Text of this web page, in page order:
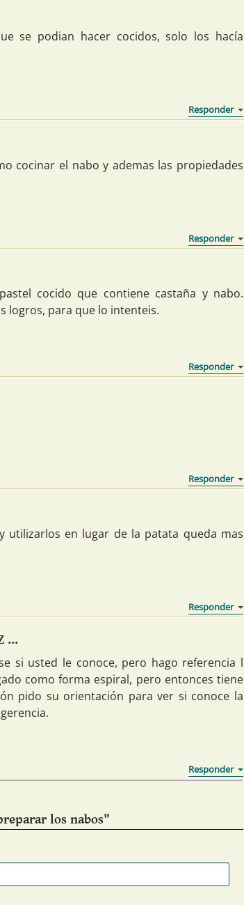
se podian hacer cocidos, solo los hacía
cocinar el nabo y ademas las propiedades
cocido que contiene castaña y nabo.
logros, para que lo intenteis.
utilizarlos en lugar de la patata queda mas
...
si usted le conoce, pero hago referencia l
como forma espiral, pero entonces tiene
pido su orientación para ver si conoce la
los nabos"